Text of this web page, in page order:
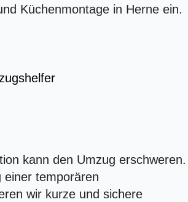
Küchenmontage in Herne ein.
kann den Umzug erschweren.
einer temporären
wir kurze und sichere